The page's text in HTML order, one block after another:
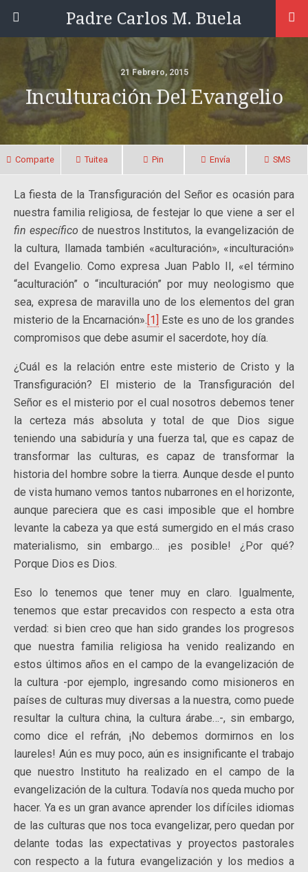
Padre Carlos M. Buela
21 Febrero, 2015
Inculturación Del Evangelio
Comparte Tuitea Pin Envía SMS
La fiesta de la Transfiguración del Señor es ocasión para
nuestra familia religiosa, de festejar lo que viene a ser el
fin específico de nuestros Institutos, la evangelización de
la cultura, llamada también «aculturación», «inculturación»
del Evangelio. Como expresa Juan Pablo II, «el término
“aculturación” o “inculturación” por muy neologismo que
sea, expresade maravilla uno de los elementos del gran
misterio de la Encarnación».[1] Este es uno de los grandes
compromisos que debe asumir el sacerdote, hoy día.
¿Cuál es la relación entre este misterio de Cristo y la
Transfiguración? El misterio de la Transfiguración del
Señor es el misterio por el cual nosotros debemos tener
la certeza más absoluta y total de que Dios sigue
teniendo una sabiduría y una fuerza tal, que es capaz de
transformar las culturas, es capaz de transformar la
historia del hombre sobre la tierra. Aunque desde el punto
de vista humano vemos tantos nubarrones en el horizonte,
aunque pareciera que es casi imposible que el hombre
levante la cabeza ya que está sumergido en el más craso
materialismo, sin embargo… ¡es posible! ¿Por qué?
Porque Dios es Dios.
Eso lo tenemos que tener muy en claro. Igualmente,
tenemos que estar precavidos con respecto a esta otra
verdad: si bien creo que han sido grandes los progresos
que nuestra familia religiosa ha venido realizando en
estos últimos años en el campo de la evangelización de
la cultura -por ejemplo, ingresando como misioneros en
países de culturas muy diversas a la nuestra, como puede
resultar la cultura china, la cultura árabe…-, sin embargo,
como dice el refrán, ¡No debemos dormirnos en los
laureles! Aún es muy poco, aún es insignificante el trabajo
que nuestro Instituto ha realizado en el campo de la
evangelización de la cultura. Todavía nos queda mucho por
hacer. Ya es un gran avance aprender los difíciles idiomas
de las culturas que nos toca evangelizar, pero quedan por
delante todas las expectativas y proyectos pastorales
con respecto a la futura evangelización y los medios a